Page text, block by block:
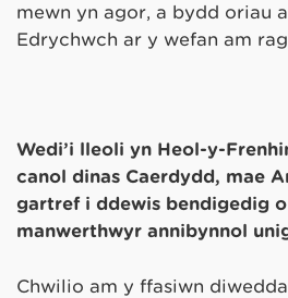
mewn yn agor, a bydd oriau
Edrychwch ar y wefan am
Wedi’i lleoli yn Heol-y-
canol dinas Caerdydd, mae
gartref i ddewis bendigedig
manwerthwyr annibynnol
Chwilio am y ffasiwn